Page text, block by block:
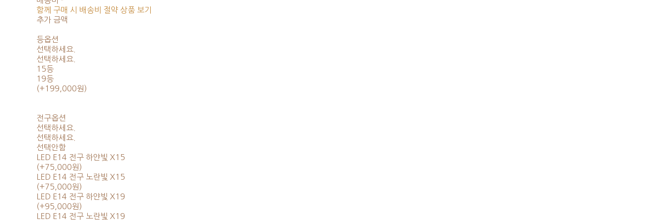
함께 구매 시 배송비 절약 상품 보기
추가 금액
등옵션
선택하세요.
선택하세요.
15등
19등
(+199,000원)
전구옵션
선택하세요.
선택하세요.
선택안함
LED E14 전구 하얀빛 X15
(+75,000원)
LED E14 전구 노란빛 X15
(+75,000원)
LED E14 전구 하얀빛 X19
(+95,000원)
LED E14 전구 노란빛 X19